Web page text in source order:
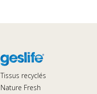
Tissus recyclés
Nature Fresh